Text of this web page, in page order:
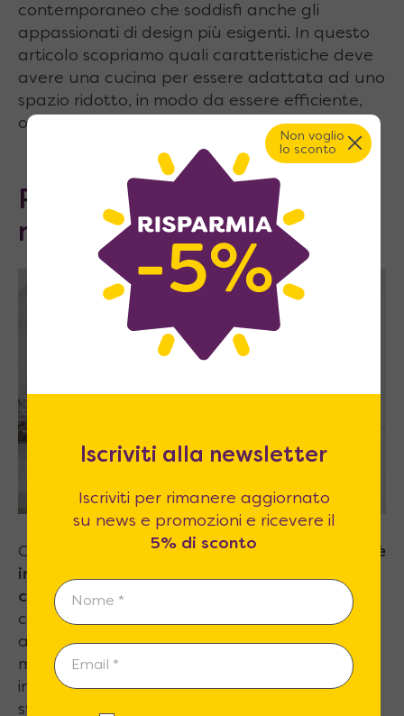
contemporaneo che soddisfi anche gli
appassionati di design più esigenti. In questo
articolo scopriamo quali caratteristiche deve
avere una cucina per essere adattata ad uno
spazio ridotto, in modo da essere efficiente,
organizzata ed esteticamente gradevole.
Parola d’ordine:
multifunzione
Chi ha a che fare con piccoli spazi sa
quanto è
importante non perdere nemmeno un
centimetro! Oggi esistono tantissime soluzioni
che prevedono mobili multifunzionali, che
anche in poco spazio riescano a racchiudere
molteplici funzioni: un mobile progettato con
intelligenza può avere integrati nella sua
struttura cassetti, ripiani, ante, piani di lavoro,
Non voglio
lo sconto
Iscriviti alla newsletter
Iscriviti per rimanere aggiornato
su news e promozioni e ricevere il
5% di sconto